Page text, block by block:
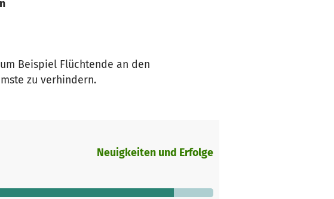
Beispiel Flüchtende an den
zu verhindern.
Neuigkeiten und Erfolge